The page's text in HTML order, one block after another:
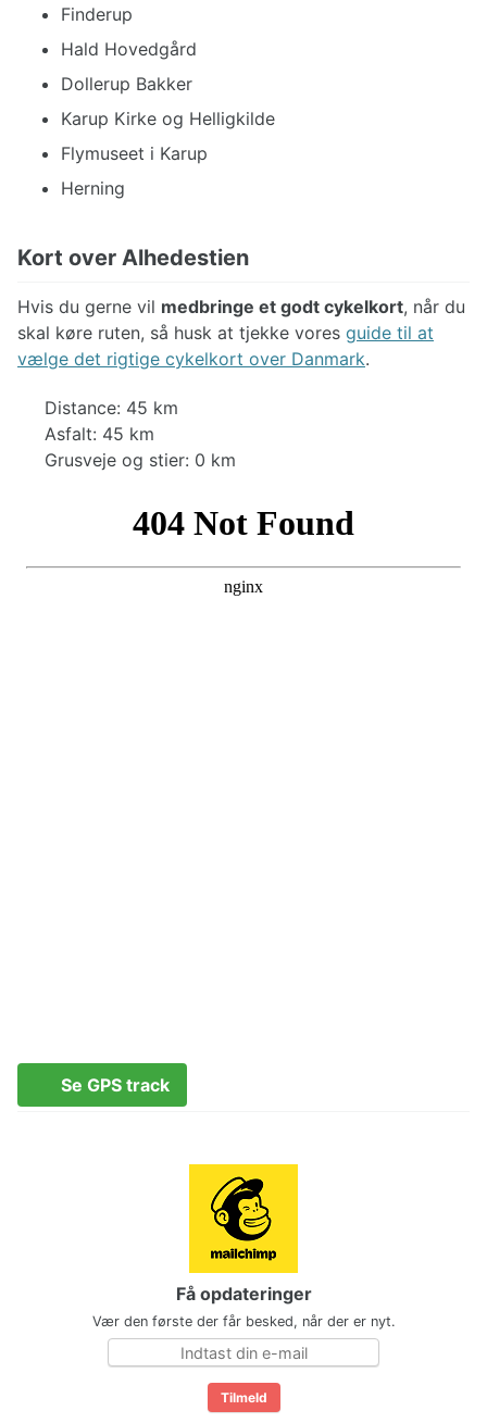
Finderup
Hald Hovedgård
Dollerup Bakker
Karup Kirke og Helligkilde
Flymuseet i Karup
Herning
Kort over Alhedestien
Hvis du gerne vil medbringe et godt cykelkort, når du
skal køre ruten, så husk at tjekke vores guide til at
vælge det rigtige cykelkort over Danmark.
Distance: 45 km
Asfalt: 45 km
Grusveje og stier: 0 km
Se GPS track
Få opdateringer
Vær den første der får besked, når der er nyt.